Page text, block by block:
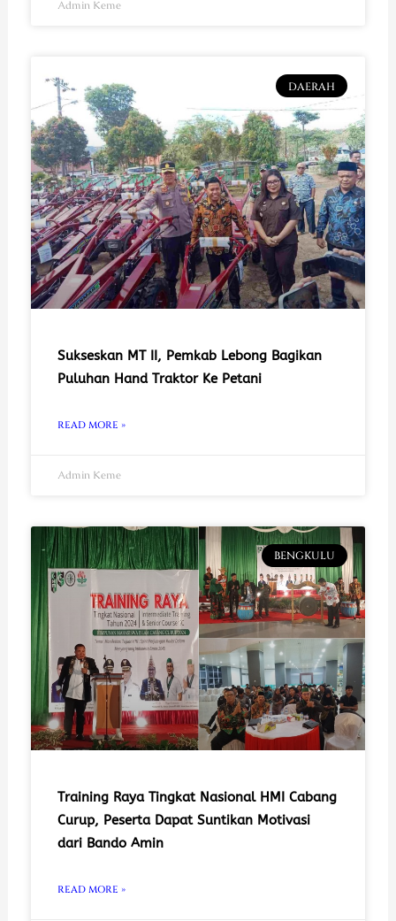
Admin Keme
DAERAH
Sukseskan MT II, Pemkab Lebong Bagikan
Puluhan Hand Traktor Ke Petani
READ MORE »
Admin Keme
BENGKULU
Training Raya Tingkat Nasional HMI Cabang
Curup, Peserta Dapat Suntikan Motivasi
dari Bando Amin
READ MORE »